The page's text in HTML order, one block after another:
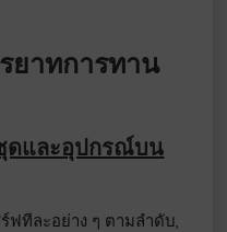
ยาทการทาน
ดและอุปกรณ์บน
ฟทีละอย่าง ๆ ตามลำดับ,